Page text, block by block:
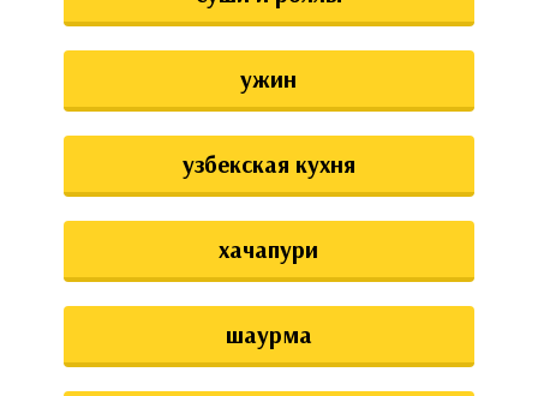
ужин
узбекская кухня
хачапури
шаурма